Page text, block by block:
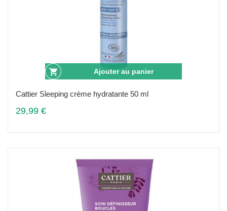
Ajouter au panier
Cattier Sleeping crème hydratante 50 ml
29,99 €